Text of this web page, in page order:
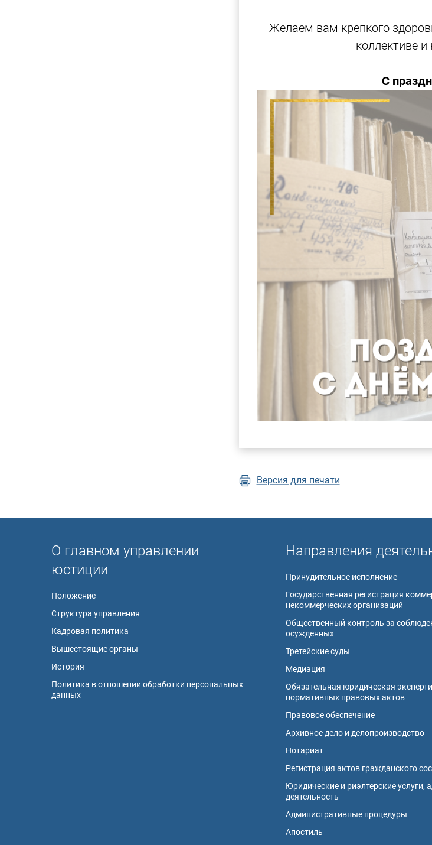
Желаем вам крепкого
коллективе
С
Версия для печати
О главном управлении
юстиции
Положение
Структура управления
Кадровая политика
Вышестоящие органы
История
Политика в отношении обработки персональных
данных
Направления
Принудительное исполнение
Государственная регистрация
некоммерческих организаций
Общественный контроль за
осужденных
Третейские суды
Медиация
Обязательная юридическая
нормативных правовых актов
Правовое обеспечение
Архивное дело и делопроизводство
Нотариат
Регистрация актов гражданского
Юридические и риэлтерские услуги,
деятельность
Административные процедуры
Апостиль